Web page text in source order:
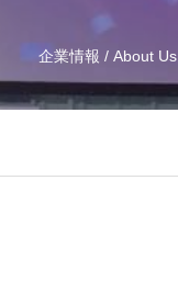
企業情報 / About Us